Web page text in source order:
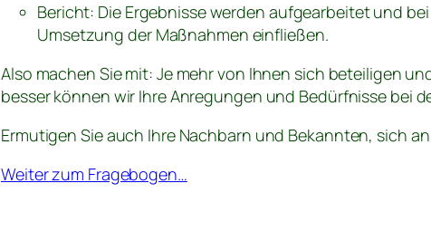
Bericht: Die Ergebnisse werden aufgearbeitet und
Umsetzung der Maßnahmen einfließen.
Also machen Sie mit: Je mehr von Ihnen sich beteiligen
besser können wir Ihre Anregungen und Bedürfnisse bei
Ermutigen Sie auch Ihre Nachbarn und Bekannten, sich
Weiter zum Fragebogen…